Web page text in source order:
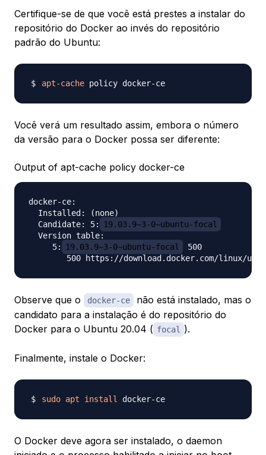
Certifique-se de que você está prestes a instalar do
repositório do Docker ao invés do repositório
padrão do Ubuntu:
apt-cache
Você verá um resultado assim, embora o número
da versão para o Docker possa ser diferente:
Output of apt-cache policy docker-ce
docker-ce:
  Installed: (none)
  Candidate: 5:
19.03.9~3-0~ubuntu-focal
  Version table:
     5:
19.03.9~3-0~ubuntu-focal 500
Observe que o docker-ce
não está instalado, mas o
candidato para a instalação é do repositório do
Docker para o Ubuntu 20.04 ( focal ).
Finalmente, instale o Docker:
sudo apt install
O Docker deve agora ser instalado, o daemon